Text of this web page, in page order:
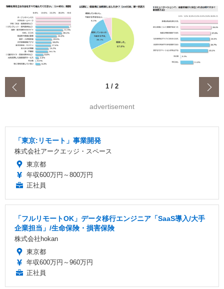
1 / 2
advertisement
「東京:リモート」事業開発
株式会社アークエッジ・スペース
東京都
年収600万円～800万円
正社員
「フルリモートOK」データ移行エンジニア「SaaS導入/大手
企業担当」/生命保険・損害保険
株式会社hokan
東京都
年収600万円～960万円
正社員